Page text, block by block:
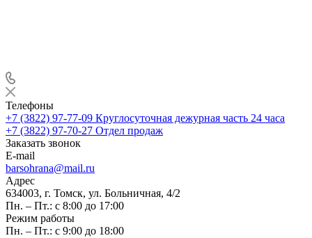
Телефоны
+7 (3822) 97-77-09 Круглосуточная дежурная часть 24 часа
+7 (3822) 97-70-27 Отдел продаж
Заказать звонок
E-mail
barsohrana@mail.ru
Адрес
634003, г. Томск, ул. Больничная, 4/2
Пн. – Пт.: с 8:00 до 17:00
Режим работы
Пн. – Пт.: с 9:00 до 18:00